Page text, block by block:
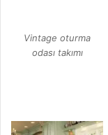
Vintage oturma
odası takımı